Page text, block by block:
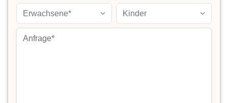
Erwachsene* Kinder